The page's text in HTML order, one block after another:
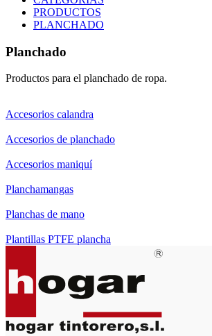
PRODUCTOS
PLANCHADO
Planchado
Productos para el planchado de ropa.
Accesorios calandra
Accesorios de planchado
Accesorios maniquí
Planchamangas
Planchas de mano
Plantillas PTFE plancha